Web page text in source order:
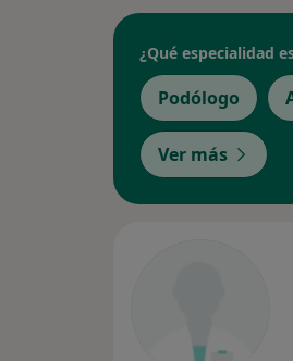
¿Qué especialidad
Podólogo
Ver más